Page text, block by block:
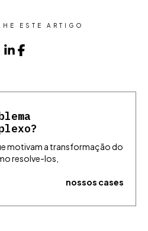
ESTE ARTIGO
motivam a transformação do
resolve-los,
nossos cases